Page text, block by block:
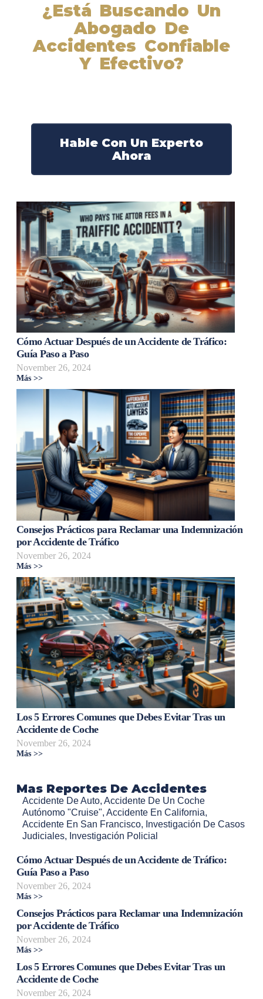
¿Está Buscando Un
Abogado De
Accidentes Confiable
Y Efectivo?
Hable Con Un Experto
Ahora
Cómo Actuar Después de un Accidente de Tráfico:
Guía Paso a Paso
November 26, 2024
Más >>
Consejos Prácticos para Reclamar una Indemnización
por Accidente de Tráfico
November 26, 2024
Más >>
Los 5 Errores Comunes que Debes Evitar Tras un
Accidente de Coche
November 26, 2024
Más >>
Mas Reportes De Accidentes
Accidente De Auto, Accidente De Un Coche
Autónomo "Cruise", Accidente En California,
Accidente En San Francisco, Investigación De Casos
Judiciales, Investigación Policial
Cómo Actuar Después de un Accidente de Tráfico:
Guía Paso a Paso
November 26, 2024
Más >>
Consejos Prácticos para Reclamar una Indemnización
por Accidente de Tráfico
November 26, 2024
Más >>
Los 5 Errores Comunes que Debes Evitar Tras un
Accidente de Coche
November 26, 2024